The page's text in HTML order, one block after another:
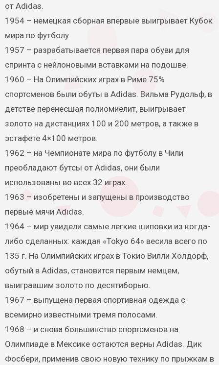
от Adidas.
1954 – немецкая сборная впервые выигрывает Кубок
мира по футболу.
1957 – разрабатывается первая пара обуви для
спринта с нейлоновыми вставками на подошве.
1960 – На Олимпийских играх в Риме 75%
спортсменов были обуты в Adidas. Вильма Рудольф, в
детстве перенесшая полиомиелит, выигрывает
золото на дистанциях 100 и 200 метров, а также в
эстафете 4×100 метров.
1962 – на Чемпионате мира по футболу в Чили
преобладают бутсы от Adidas, они были
использованы во всех 32 играх.
1963 – изобретены и запущены в производство
первые мячи Adidas.
1964 – мир увидели самые легкие шиповки из когда-
либо сделанных: каждая «Tokyo 64» весила всего по
135 г. На Олимпийских играх в Токио Вилли Холдорф,
обутый в Adidas, становится первым немцем,
выигравшим золото по десятиборью.
1967 – выпущена первая спортивная одежда с
всемирно известными тремя полосами.
1968 – и снова большинство спортсменов на
Олимпиаде в Мексике остаются верны Adidas. Дик
Фосбери, применив свою новую технику по прыжкам в